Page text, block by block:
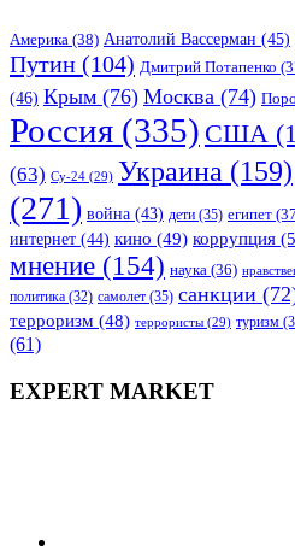
Америка (38) Анатолий Вассерман (45)
Путин (104) Дмитрий Потапенко
(46) Крым (76) Москва (74)
Россия (335) США
(63) Су-24 (29) Украина (159)
(271) война (43) дети (35) египет
интернет (44) кино (49) коррупция
мнение (154) наука (36)
политика (32) самолет (35) санкции
терроризм (48) террористы (29) туризм
(61)
EXPERT MARKET